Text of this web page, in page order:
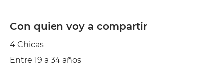
Con quien voy a compartir
4 Chicas
Entre 19 a 34 años